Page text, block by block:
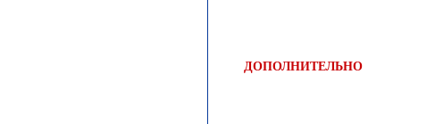
ДОПОЛНИТЕЛЬНО